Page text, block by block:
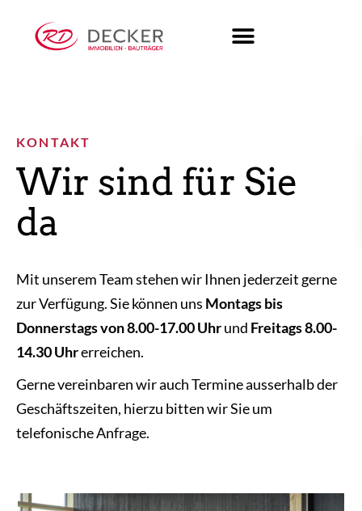
KONTAKT
Wir sind für Sie
da
Mit unserem Team stehen wir Ihnen jederzeit gerne
zur Verfügung. Sie können uns Montags bis
Donnerstags von 8.00-17.00 Uhrund Freitags 8.00-
14.30 Uhrerreichen.
Gerne vereinbaren wir auch Termine ausserhalb der
Geschäftszeiten, hierzu bitten wir Sie um
telefonische Anfrage.